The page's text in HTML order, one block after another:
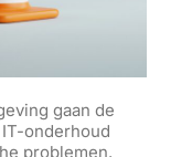
gaan de
onderhoud
problemen.